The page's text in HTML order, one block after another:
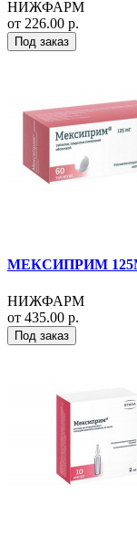
НИЖФАРМ
от 226.00 р.
Под заказ
МЕКСИПРИМ
НИЖФАРМ
от 435.00 р.
Под заказ